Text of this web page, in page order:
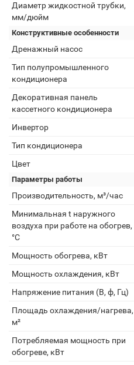
Диаметр жидкостной трубки,
мм/дюйм
Конструктивные особенности
Дренажный насос
Тип полупромышленного
кондиционера
Декоративная панель
кассетного кондиционера
Инвертор
Тип кондиционера
Цвет
Параметры работы
Производительность, м³/час
Минимальная t наружного
воздуха при работе на обогрев,
°С
Мощность обогрева, кВт
Мощность охлаждения, кВт
Напряжение питания (В, ф, Гц)
Площадь охлаждения/нагрева,
м²
Потребляемая мощность при
обогреве, кВт